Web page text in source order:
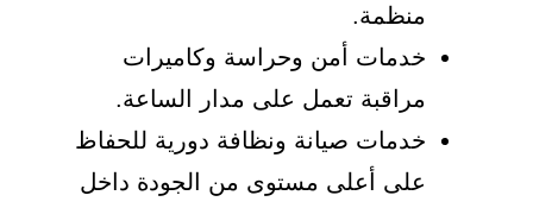
منظمة.
خدمات أمن وحراسة وكاميرات
مراقبة تعمل على مدار الساعة.
خدمات صيانة ونظافة دورية للحفاظ
على أعلى مستوى من الجودة داخل